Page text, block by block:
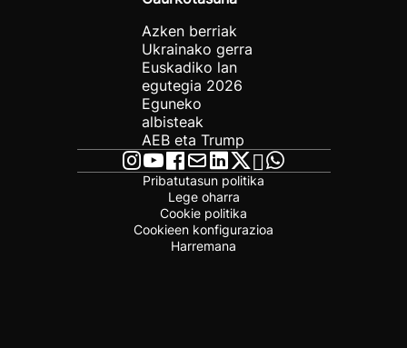
Azken berriak
Ukrainako gerra
Euskadiko lan
egutegia 2026
Eguneko
albisteak
AEB eta Trump
Pribatutasun politika
Lege oharra
Cookie politika
Cookieen konfigurazioa
Harremana